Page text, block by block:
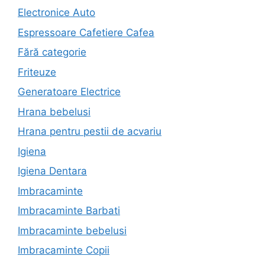
Electronice Auto
Espressoare Cafetiere Cafea
Fără categorie
Friteuze
Generatoare Electrice
Hrana bebelusi
Hrana pentru pestii de acvariu
Igiena
Igiena Dentara
Imbracaminte
Imbracaminte Barbati
Imbracaminte bebelusi
Imbracaminte Copii